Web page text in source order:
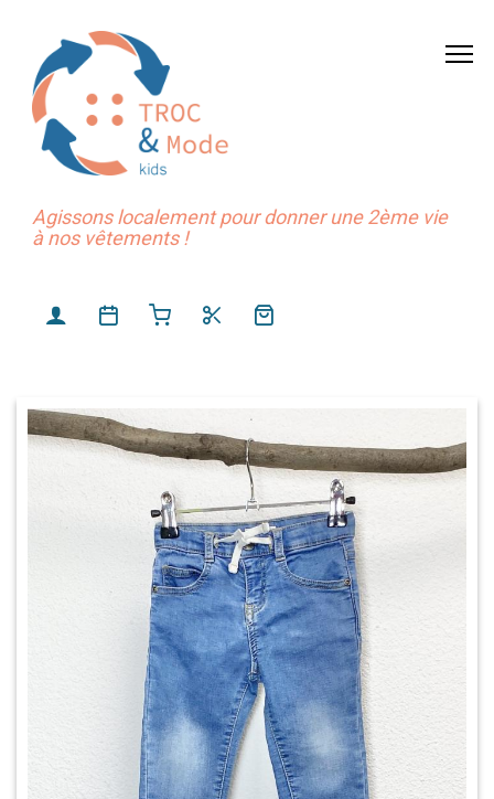
Agissons localement pour donner une 2ème vie
à nos vêtements !